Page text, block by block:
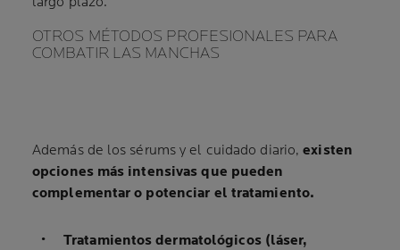
OTROS MÉTODOS PROFESIONALES PARA
COMBATIR LAS MANCHAS
Además de los sérums y el cuidado diario,existen
opciones más intensivas que pueden
complementar o potenciar el tratamiento.
Tratamientos dermatológicos (láser,